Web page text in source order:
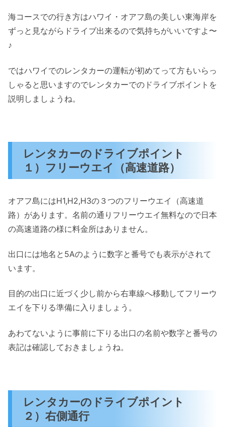
海コースでの行き方はハワイ・オアフ島の美しい東海岸を
ずっと見ながらドライブ出来るので気持ちがいいですよ〜
♪
ではハワイでのレンタカーの運転が初めてって方もいらっ
しゃると思いますのでレンタカーでのドライブポイントを
説明しましょうね。
レンタカーのドライブポイント
１）フリーウエイ（高速道路）
オアフ島にはH1,H2,H3の３つのフリーウエイ（高速道
路）があります。名前の通りフリーウエイ無料なので日本
の高速道路の様に料金所はありません。
出口には地名と5Aのように数字と番号でも表示がされて
います。
目的の出口に近づく少し前から右車線へ移動してフリーウ
エイを下りる準備に入りましょう。
あわてないように事前に下りる出口の名前や数字と番号の
表記は確認しておきましょうね。
レンタカーのドライブポイント
２）右側通行